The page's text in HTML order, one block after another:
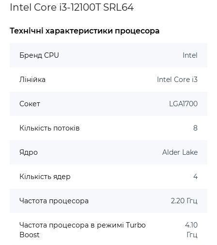
Intel Core i3-12100T SRL64
Технічні характеристики процесора
Бренд CPU Intel
Лінійка Intel Core i3
Сокет LGA1700
Кількість потоків 8
Ядро Alder Lake
Кількість ядер 4
Частота процесора 2.20 Ггц
Частота процесора в режимі Turbo
Boost
4.10
Ггц